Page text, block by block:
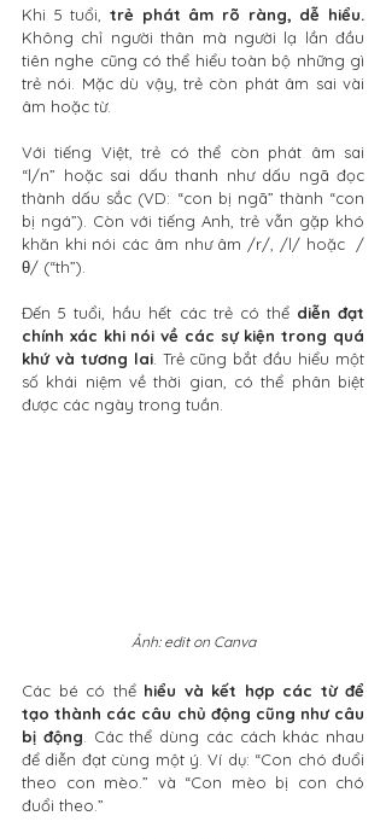
Khi 5 tuổi, trẻ phát âm rõ ràng, dễ hiểu.
Không chỉ người thân mà người lạ lần đầu
tiên nghe cũng có thể hiểu toàn bộ những gì
trẻ nói. Mặc dù vậy, trẻ còn phát âm sai vài
âm hoặc từ.
Với tiếng Việt, trẻ có thể còn phát âm sai
“l/n” hoặc sai dấu thanh như dấu ngã đọc
thành dấu sắc (VD: “con bị ngã” thành “con
bị ngá”). Còn với tiếng Anh, trẻ vẫn gặp khó
khăn khi nói các âm như âm /r/, /l/ hoặc  /
θ/ (“th”).
Đến 5 tuổi, hầu hết các trẻ có thể diễn đạt
chính xác khi nói về các sự kiện trong quá
khứ và tương lai. Trẻ cũng bắt đầu hiểu một
số khái niệm về thời gian, có thể phân biệt
được các ngày trong tuần.
Ảnh: edit on Canva
Các bé có thể hiểu và kết hợp các từ để
tạo thành các câu chủ động cũng như câu
bị động . Các thể dùng các cách khác nhau
để diễn đạt cùng một ý. Ví dụ: “Con chó đuổi
theo con mèo.” và “Con mèo bị con chó
đuổi theo.”